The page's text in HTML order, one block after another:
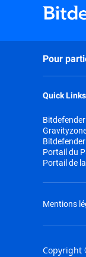
Pour
Quick Links
Portail du
Portail de
Mentions
Copyright